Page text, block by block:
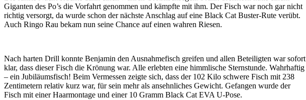
Giganten des Po’s die Vorfahrt genommen und kämpfte mit ihm. Der Fisch war noch gar nicht
richtig versorgt, da wurde schon der nächste Anschlag auf eine Black Cat Buster-Rute verübt.
Auch Ringo Rau bekam nun seine Chance auf einen wahren Riesen.
Nach harten Drill konnte Benjamin den Ausnahmefisch greifen und allen Beteiligten war sofort
klar, dass dieser Fisch die Krönung war. Alle erlebten eine himmlische Sternstunde. Wahrhaftig
– ein Jubiläumsfisch! Beim Vermessen zeigte sich, dass der 102 Kilo schwere Fisch mit 238
Zentimetern relativ kurz war, für sein mehr als ansehnliches Gewicht. Gefangen wurde der
Fisch mit einer Haarmontage und einer 10 Gramm Black Cat EVA U-Pose.